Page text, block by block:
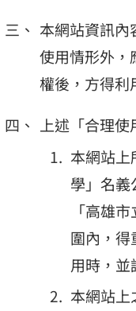
本網站資訊
使用情形外，
權後，方得利
上述「合理使
本網站
學」名
「高雄
圍內，
用時，並
本網站